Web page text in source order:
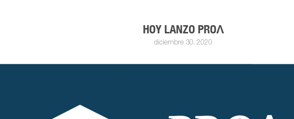
HOY LANZO PROΛ
diciembre 30, 2020